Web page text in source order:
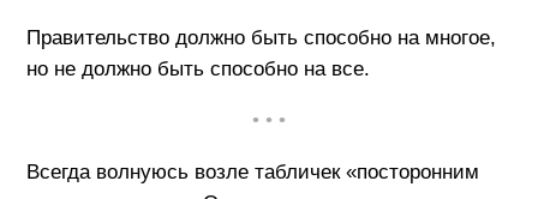
Правительство должно быть способно на многое,
но не должно быть способно на все.
• • •
Всегда волнуюсь возле табличек «посторонним